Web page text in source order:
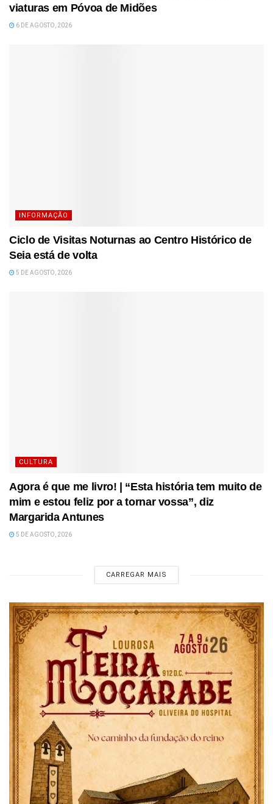
viaturas em Póvoa de Midões
6 DE AGOSTO, 2026
INFORMAÇÃO
Ciclo de Visitas Noturnas ao Centro Histórico de
Seia está de volta
5 DE AGOSTO, 2026
CULTURA
Agora é que me livro! | “Esta história tem muito de
mim e estou feliz por a tornar vossa”, diz
Margarida Antunes
5 DE AGOSTO, 2026
CARREGAR MAIS